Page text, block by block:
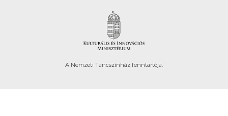
A Nemzeti Táncszínház fenntartója.